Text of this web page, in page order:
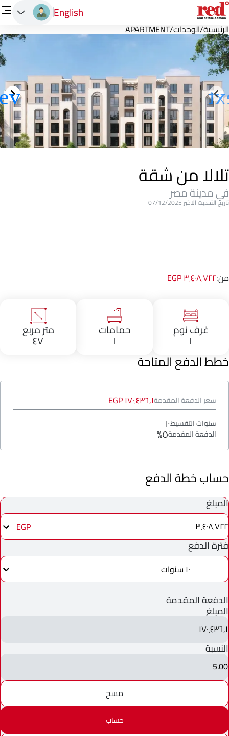
English
الرئيسية/الوحدات/
APARTMENT
تلالا من شقة
في مدينة مصر
تاريخ التحديث الاخير 07/12/2025
من:٣٬٤٠٨٬٧٢٢ EGP
غرف نوم
١
حمامات
١
متر مربع
٤٧
خطط الدفع المتاحة
سعر الدفعة المقدمة١٧٠٬٤٣٦٫١ EGP
سنوات التقسيط١٠
الدفعة المقدمة٥%
حساب خطة الدفع
المبلغ
٣٬٤٠٨٬٧٢٢ EGP
فترة الدفع
١٠ سنوات
الدفعة المقدمة
المبلغ
١٧٠٬٤٣٦٫١
النسبة
5.00
مسح
حساب